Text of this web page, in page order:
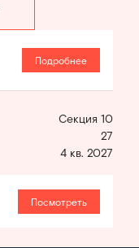
Подробнее
Секция 10
27
4 кв. 2027
Посмотреть